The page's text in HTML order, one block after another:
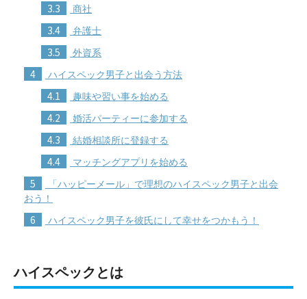
3.3 商社
3.4 弁護士
3.5 外資系
4 ハイスペック男子と出会う方法
4.1 趣味や習い事を始める
4.2 婚活パーティーに参加する
4.3 結婚相談所に登録する
4.4 マッチングアプリを始める
5
「ハッピーメール」で理想のハイスペック男子と出会
おう！
6 ハイスペック男子を彼氏にして幸せをつかもう！
ハイスペックとは